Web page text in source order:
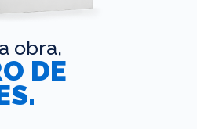
obra,
DE